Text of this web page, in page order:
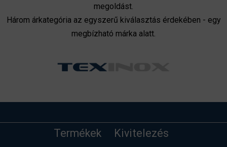
megoldást.
Három árkategória az egyszerű kiválasztás érdekében - egy
megbízható márka alatt.
Termékek
Kivitelezés